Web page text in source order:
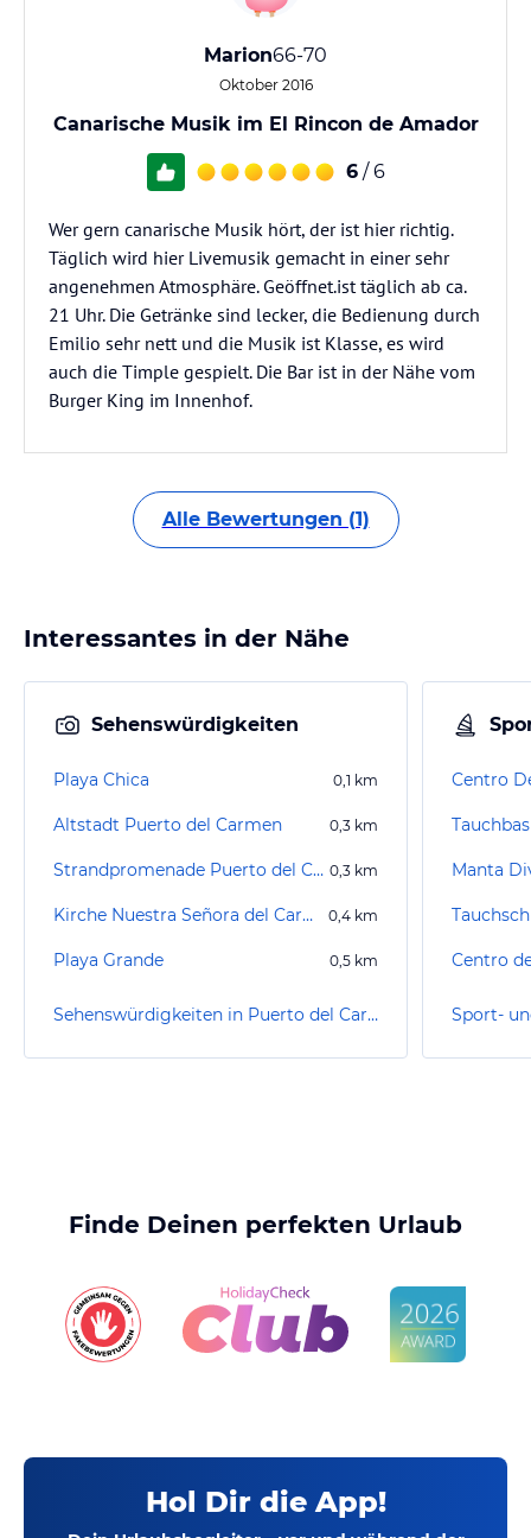
Marion66-70
Oktober 2016
Canarische Musik im El Rincon de Amador
6 / 6
Wer gern canarische Musik hört, der ist hier richtig.
Täglich wird hier Livemusik gemacht in einer sehr
angenehmen Atmosphäre. Geöffnet.ist täglich ab ca.
21 Uhr. Die Getränke sind lecker, die Bedienung durch
Emilio sehr nett und die Musik ist Klasse, es wird
auch die Timple gespielt. Die Bar ist in der Nähe vom
Burger King im Innenhof.
Alle Bewertungen (1)
Interessantes in der Nähe
Sehenswürdigkeiten
Playa Chica 0,1 km
Altstadt Puerto del Carmen 0,3 km
Strandpromenade Puerto del Carmen 0,3 km
Kirche Nuestra Señora del Carmen 0,4 km
Playa Grande 0,5 km
Sehenswürdigkeiten in Puerto del Carmen
Centro
Manta
Centro
Finde Deinen perfekten Urlaub
Hol Dir die App!